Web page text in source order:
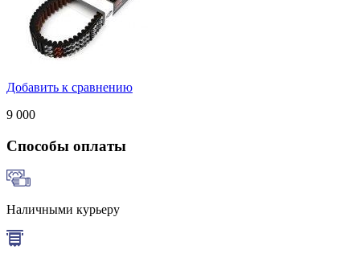
Добавить к сравнению
9 000
Способы оплаты
Наличными курьеру